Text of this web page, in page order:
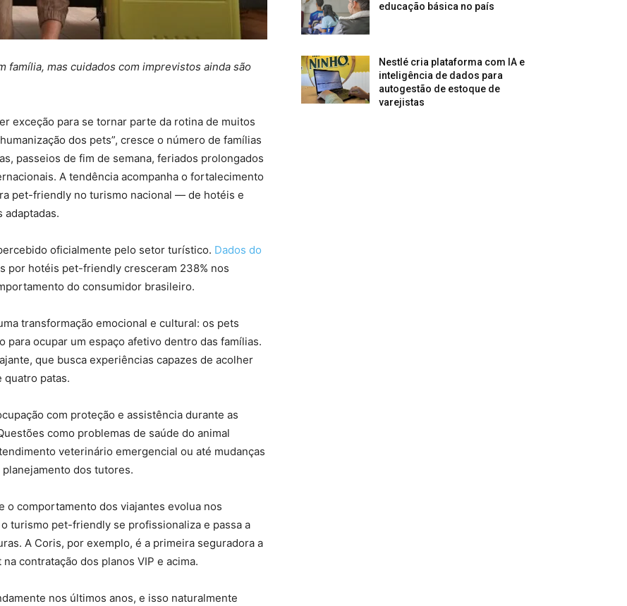
família, mas cuidados com imprevistos ainda são
exceção para se tornar parte da rotina de muitos
dos pets”, cresce o número de famílias
passeios de fim de semana, feriados prolongados
A tendência acompanha o fortalecimento
pet-friendly no turismo nacional — de hotéis e
adaptadas.
oficialmente pelo setor turístico. Dados do
por hotéis pet-friendly cresceram 238% nos
do consumidor brasileiro.
transformação emocional e cultural: os pets
para ocupar um espaço afetivo dentro das famílias.
que busca experiências capazes de acolher
patas.
com proteção e assistência durante as
como problemas de saúde do animal
veterinário emergencial ou até mudanças
dos tutores.
o comportamento dos viajantes evolua nos
turismo pet-friendly se profissionaliza e passa a
A Coris, por exemplo, é a primeira seguradora a
contratação dos planos VIP e acima.
nos últimos anos, e isso naturalmente
educação básica no país
Nestlé cria plataforma com IA e
inteligência de dados para
autogestão de estoque de
varejistas